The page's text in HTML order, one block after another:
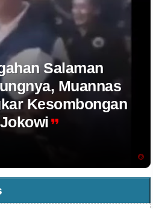
Salaman
Muannas
Kesombongan